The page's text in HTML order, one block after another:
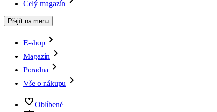
Celý magazín
Přejít na menu
E-shop
Magazín
Poradna
Vše o nákupu
Oblíbené